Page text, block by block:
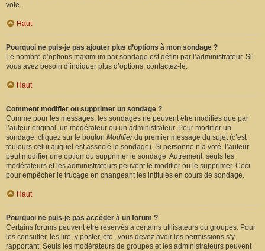
vote.
Haut
Pourquoi ne puis-je pas ajouter plus d’options à mon sondage ?
Le nombre d’options maximum par sondage est défini par l’administrateur. Si
vous avez besoin d’indiquer plus d’options, contactez-le.
Haut
Comment modifier ou supprimer un sondage ?
Comme pour les messages, les sondages ne peuvent être modifiés que par
l’auteur original, un modérateur ou un administrateur. Pour modifier un
sondage, cliquez sur le bouton Modifierdu premier message du sujet (c’est
toujours celui auquel est associé le sondage). Si personne n’a voté, l’auteur
peut modifier une option ou supprimer le sondage. Autrement, seuls les
modérateurs et les administrateurs peuvent le modifier ou le supprimer. Ceci
pour empêcher le trucage en changeant les intitulés en cours de sondage.
Haut
Pourquoi ne puis-je pas accéder à un forum ?
Certains forums peuvent être réservés à certains utilisateurs ou groupes. Pour
les consulter, les lire, y poster, etc., vous devez avoir les permissions s’y
rapportant. Seuls les modérateurs de groupes et les administrateurs peuvent